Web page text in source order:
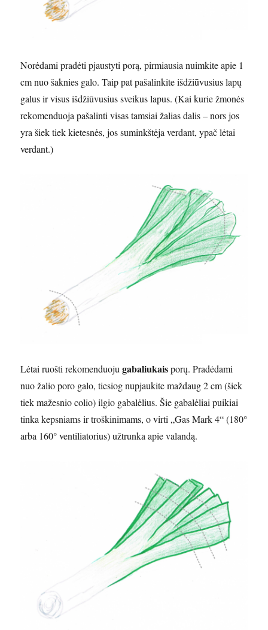
Norėdami pradėti pjaustyti porą, pirmiausia nuimkite apie 1
cm nuo šaknies galo. Taip pat pašalinkite išdžiūvusius lapų
galus ir visus išdžiūvusius sveikus lapus. (Kai kurie žmonės
rekomenduoja pašalinti visas tamsiai žalias dalis – nors jos
yra šiek tiek kietesnės, jos suminkštėja verdant, ypač lėtai
verdant.)
Lėtai ruošti rekomenduojugabaliukaisporų. Pradėdami
nuo žalio poro galo, tiesiog nupjaukite maždaug 2 cm (šiek
tiek mažesnio colio) ilgio gabalėlius. Šie gabalėliai puikiai
tinka kepsniams ir troškinimams, o virti „Gas Mark 4“ (180°
arba 160° ventiliatorius) užtrunka apie valandą.